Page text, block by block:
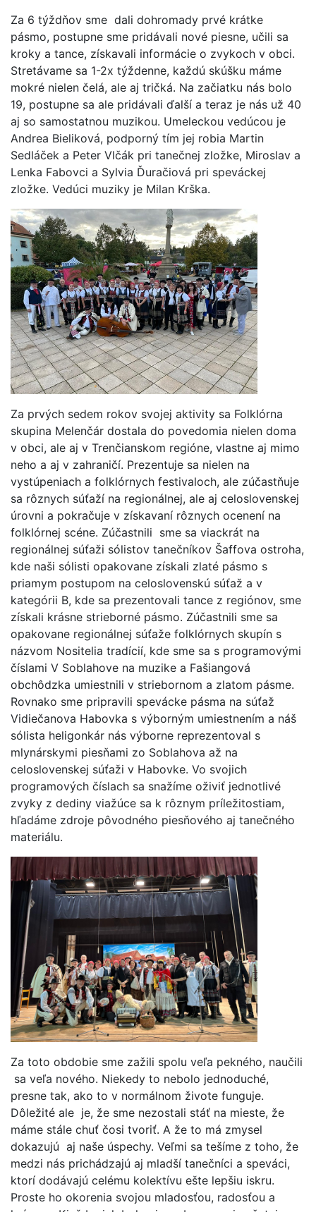
Za 6 týždňov sme dali dohromady prvé krátke
pásmo, postupne sme pridávali nové piesne, učili sa
kroky a tance, získavali informácie o zvykoch v obci.
Stretávame sa 1-2x týždenne, každú skúšku máme
mokré nielen čelá, ale aj tričká. Na začiatku nás bolo
19, postupne sa ale pridávali ďalší a teraz je nás už 40
aj so samostatnou muzikou. Umeleckou vedúcou je
Andrea Bieliková, podporný tím jej robia Martin
Sedláček a Peter Vlčák pri tanečnej zložke, Miroslav a
Lenka Fabovci a Sylvia Ďuračiová pri speváckej
zložke. Vedúci muziky je Milan Krška.
Za prvých sedem rokov svojej aktivity sa Folklórna
skupina Melenčár dostala do povedomia nielen doma
v obci, ale aj v Trenčianskom regióne, vlastne aj mimo
neho a aj v zahraničí. Prezentuje sa nielen na
vystúpeniach a folklórnych festivaloch, ale zúčastňuje
sa rôznych súťaží na regionálnej, ale aj celoslovenskej
úrovni a pokračuje v získavaní rôznych ocenení na
folklórnej scéne. Zúčastnili sme sa viackrát na
regionálnej súťaži sólistov tanečníkov Šaffova ostroha,
kde naši sólisti opakovane získali zlaté pásmo s
priamym postupom na celoslovenskú súťaž a v
kategórii B, kde sa prezentovali tance z regiónov, sme
získali krásne strieborné pásmo. Zúčastnili sme sa
opakovane regionálnej súťaže folklórnych skupín s
názvom Nositelia tradícií, kde sme sa s programovými
číslami V Soblahove na muzike a Fašiangová
obchôdzka umiestnili v striebornom a zlatom pásme.
Rovnako sme pripravili spevácke pásma na súťaž
Vidiečanova Habovka s výborným umiestnením a náš
sólista heligonkár nás výborne reprezentoval s
mlynárskymi piesňami zo Soblahova až na
celoslovenskej súťaži v Habovke. Vo svojich
programových číslach sa snažíme oživiť jednotlivé
zvyky z dediny viažúce sa k rôznym príležitostiam,
hľadáme zdroje pôvodného piesňového aj tanečného
materiálu.
Za toto obdobie sme zažili spolu veľa pekného, naučili
sa veľa nového. Niekedy to nebolo jednoduché,
presne tak, ako to v normálnom živote funguje.
Dôležité ale je, že sme nezostali stáť na mieste, že
máme stále chuť čosi tvoriť. A že to má zmysel
dokazujú aj naše úspechy. Veľmi sa tešíme z toho, že
medzi nás prichádzajú aj mladší tanečníci a speváci,
ktorí dodávajú celému kolektívu ešte lepšiu iskru.
Proste ho okorenia svojou mladosťou, radosťou a